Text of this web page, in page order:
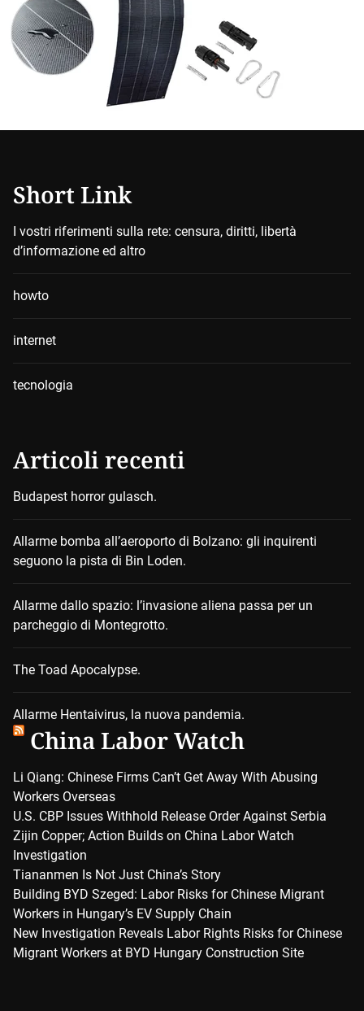
Short Link
I vostri riferimenti sulla rete: censura, diritti, libertà
d’informazione ed altro
howto
internet
tecnologia
Articoli recenti
Budapest horror gulasch.
Allarme bomba all’aeroporto di Bolzano: gli inquirenti
seguono la pista di Bin Loden.
Allarme dallo spazio: l’invasione aliena passa per un
parcheggio di Montegrotto.
The Toad Apocalypse.
Allarme Hentaivirus, la nuova pandemia.
China Labor Watch
Li Qiang: Chinese Firms Can’t Get Away With Abusing
Workers Overseas
U.S. CBP Issues Withhold Release Order Against Serbia
Zijin Copper; Action Builds on China Labor Watch
Investigation
Tiananmen Is Not Just China’s Story
Building BYD Szeged: Labor Risks for Chinese Migrant
Workers in Hungary’s EV Supply Chain
New Investigation Reveals Labor Rights Risks for Chinese
Migrant Workers at BYD Hungary Construction Site